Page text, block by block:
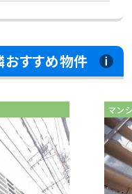
すすめ物件
マン